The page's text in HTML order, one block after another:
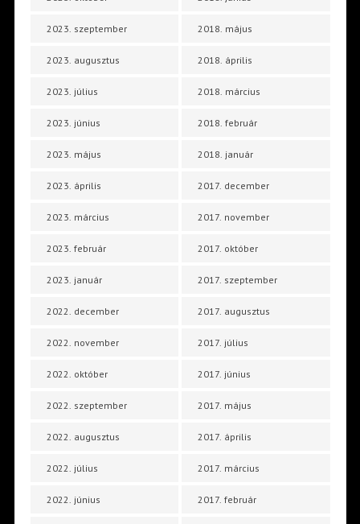
2023. szeptember
2023. augusztus
2023. július
2023. június
2023. május
2023. április
2023. március
2023. február
2023. január
2022. december
2022. november
2022. október
2022. szeptember
2022. augusztus
2022. július
2022. június
2018. május
2018. április
2018. március
2018. február
2018. január
2017. december
2017. november
2017. október
2017. szeptember
2017. augusztus
2017. július
2017. június
2017. május
2017. április
2017. március
2017. február